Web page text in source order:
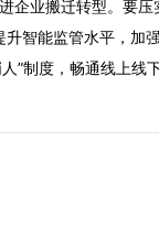
企业搬迁转型。要
监管水平，加强
，畅通线上线下